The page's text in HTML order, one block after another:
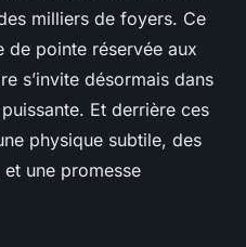
milliers de foyers. Ce
de pointe réservée aux
s’invite désormais dans
Et derrière ces
physique subtile, des
une promesse